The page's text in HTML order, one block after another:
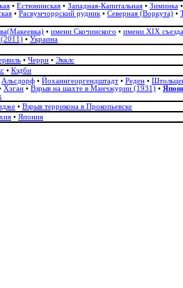
• Естюнинская • Западная-Капитальная • Зиминка •
• Расвумчоррский рудник • Северная (Воркута) •
• имени Скочинского • имени ХІХ
(2011) • Украина
• Черри • Экклс
• Кэдби
Альсдорф • Йоханнгеоргендштадт • Реден •
Хэган • Взрыв на шахте в Манчжурии (1931) •
• Взрыв террикона в Прокопьевске
• Япония